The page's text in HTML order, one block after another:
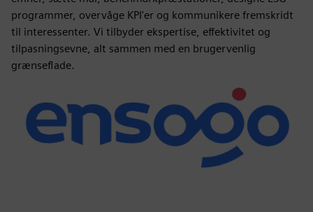
programmer, overvåge KPI'er og kommunikere fremskridt
til interessenter. Vi tilbyder ekspertise, effektivitet og
tilpasningsevne, alt sammen med en brugervenlig
grænseflade.